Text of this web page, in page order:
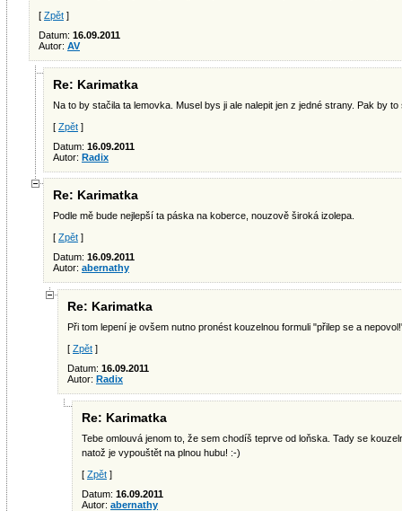
[ Zpět ]
Datum: 16.09.2011
Autor: AV
Re: Karimatka
Na to by stačila ta lemovka. Musel bys ji ale nalepit jen z jedné strany. Pak by to
[ Zpět ]
Datum: 16.09.2011
Autor: Radix
Re: Karimatka
Podle mě bude nejlepší ta páska na koberce, nouzově široká izolepa.
[ Zpět ]
Datum: 16.09.2011
Autor: abernathy
Re: Karimatka
Při tom lepení je ovšem nutno pronést kouzelnou formuli "přilep se a
[ Zpět ]
Datum: 16.09.2011
Autor: Radix
Re: Karimatka
Tebe omlouvá jenom to, že sem chodíš teprve od loňska. Tady se
natož je vypouštět na plnou hubu! :-)
[ Zpět ]
Datum: 16.09.2011
Autor: abernathy